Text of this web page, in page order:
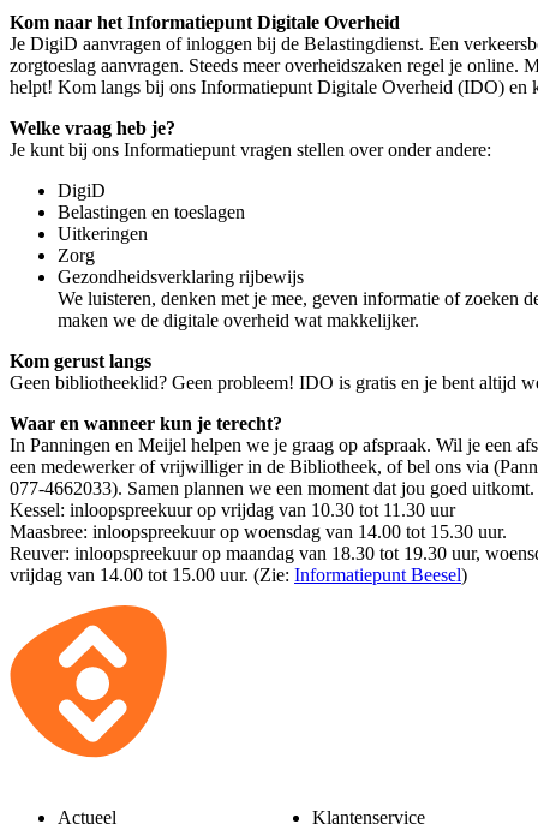
Kom naar het Informatiepunt Digitale Overheid
Je DigiD aanvragen of inloggen bij de Belastingdienst. Een
zorgtoeslag aanvragen. Steeds meer overheidszaken regel je online.
helpt! Kom langs bij ons Informatiepunt Digitale Overheid (IDO) en
Welke vraag heb je?
Je kunt bij ons Informatiepunt vragen stellen over onder andere:
DigiD
Belastingen en toeslagen
Uitkeringen
Zorg
Gezondheidsverklaring rijbewijs
We luisteren, denken met je mee, geven informatie of zoeken
maken we de digitale overheid wat makkelijker.
Kom gerust langs
Geen bibliotheeklid? Geen probleem! IDO is gratis en je bent altijd
Waar en wanneer kun je terecht?
In Panningen en Meijel helpen we je graag op afspraak. Wil je een
een medewerker of vrijwilliger in de Bibliotheek, of bel ons via
077-4662033). Samen plannen we een moment dat jou goed uitkomt.
Kessel: inloopspreekuur op vrijdag van 10.30 tot 11.30 uur
Maasbree: inloopspreekuur op woensdag van 14.00 tot 15.30 uur.
Reuver: inloopspreekuur op maandag van 18.30 tot 19.30 uur,
vrijdag van 14.00 tot 15.00 uur. (Zie: Informatiepunt Beesel)
Actueel Klantenservice